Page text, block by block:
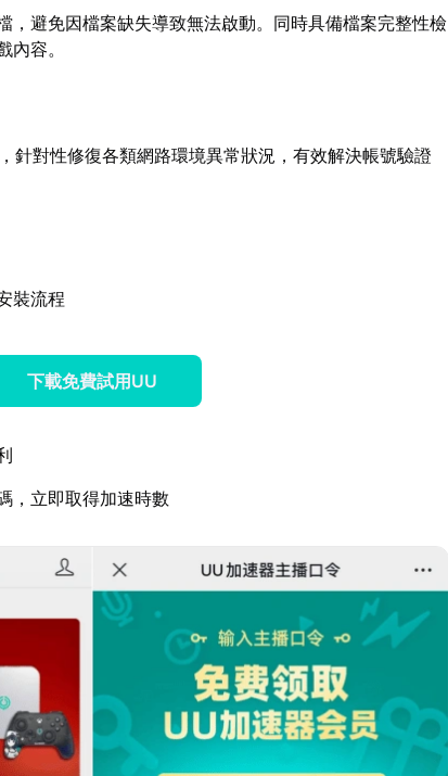
，避免因檔案缺失導致無法啟動。同時具備檔案完整性檢
容。
針對性修復各類網路環境異常狀況，有效解決帳號驗證
裝流程
下載免費試用UU
，立即取得加速時數